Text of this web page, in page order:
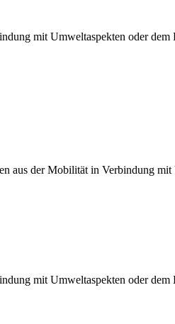
mit Umweltaspekten oder dem
aus der Mobilität in Verbindung
mit Umweltaspekten oder dem